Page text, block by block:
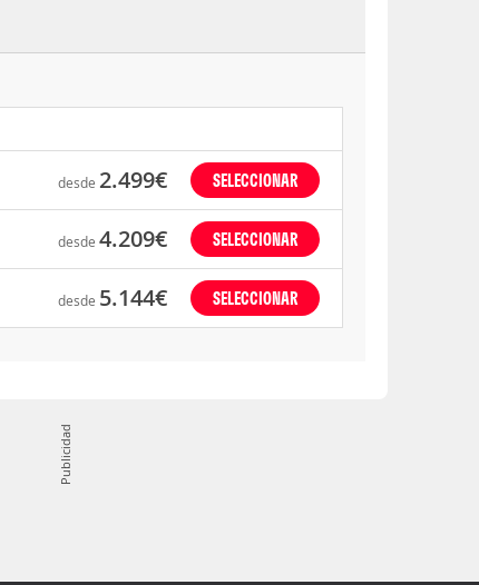
desde 2.499€ SELECCIONAR
desde 4.209€ SELECCIONAR
desde 5.144€ SELECCIONAR
Publicidad